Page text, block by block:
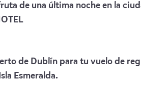
de una última noche en la
de Dublín para tu vuelo de
Esmeralda.